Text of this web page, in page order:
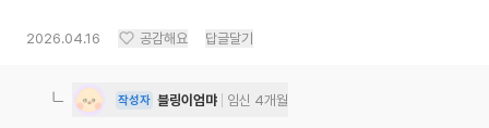
2026.04.16 공감해요 답글달기
작성자 블링이엄먀 임신 4개월